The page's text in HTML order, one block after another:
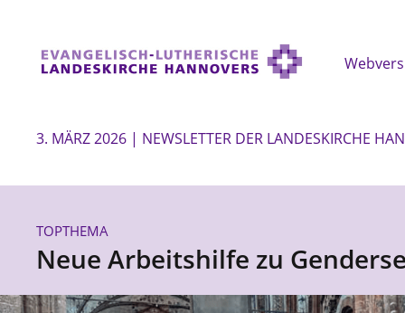
3. MÄRZ 2026 | NEWSLETTER DER LANDESKIRCHE
TOPTHEMA
Neue Arbeitshilfe zu